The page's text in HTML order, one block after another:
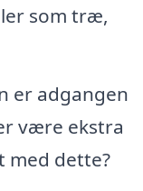
som træ,
er adgangen
være ekstra
med dette?